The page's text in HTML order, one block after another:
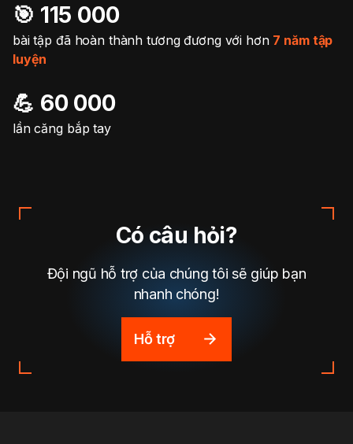
🎯️ 115 000
bài tập đã hoàn thành tương đương với hơn 7 năm tập
luyện
💪 60 000
lần căng bắp tay
Có câu hỏi?
Đội ngũ hỗ trợ của chúng tôi sẽ giúp bạn
nhanh chóng!
Hỗ trợ